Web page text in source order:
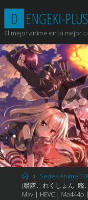
contenido
D ENGEKI-PLUS
El mejor anime en la mejor
Página
de
Inicio
Series Anime
(艦隊これくしょん -艦
Mkv | HEVC |